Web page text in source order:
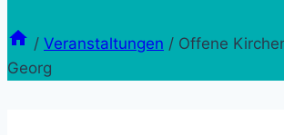
/ Veranstaltungen / Offene
Georg